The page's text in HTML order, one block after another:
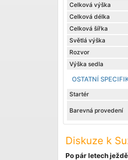
Celková výška
Celková délka
Celková šířka
Světlá výška
Rozvor
Výška sedla
OSTATNÍ
Startér
Barevná provedení
Diskuze k
Po pár letech